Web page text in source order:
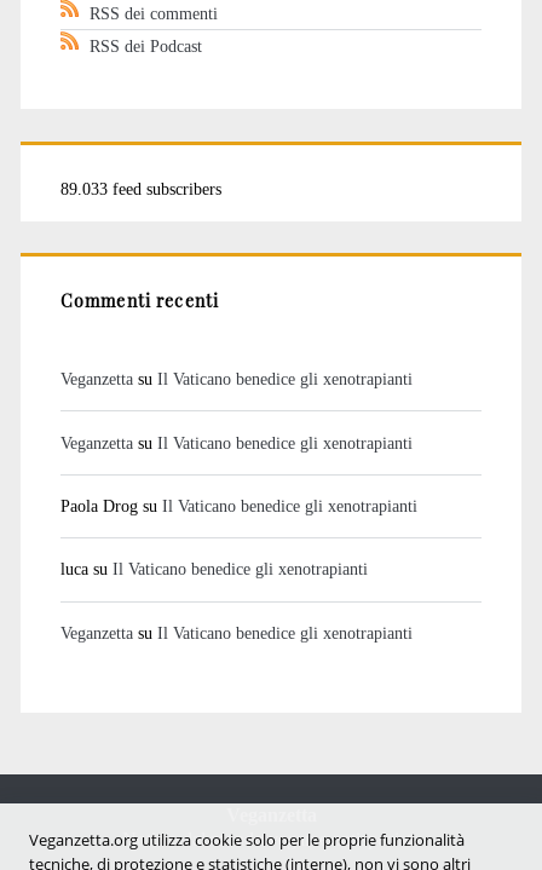
RSS dei commenti
RSS dei Podcast
89.033 feed subscribers
Commenti recenti
Veganzettasu Il Vaticano benedice gli xenotrapianti
Veganzettasu Il Vaticano benedice gli xenotrapianti
Paola Drogsu Il Vaticano benedice gli xenotrapianti
lucasu Il Vaticano benedice gli xenotrapianti
Veganzettasu Il Vaticano benedice gli xenotrapianti
Notizie dal mondo vegan e antispecista
Veganzetta.org utilizza cookie solo per le proprie funzionalità
tecniche, di protezione e statistiche (interne), non vi sono altri